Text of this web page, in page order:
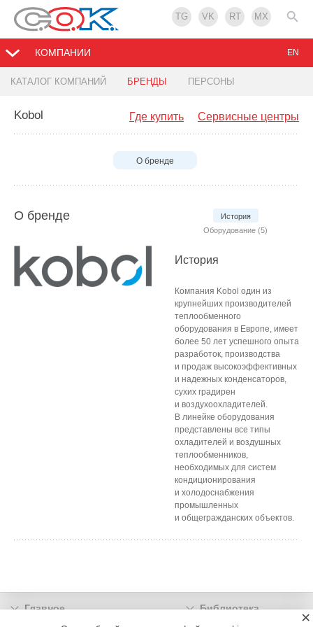
TG VK RT MX
КОМПАНИИ
КАТАЛОГ КОМПАНИЙ БРЕНДЫ ПЕРСОНЫ
EN
Сервисные центры
Где купить
Kobol
О бренде
О бренде
История
Оборудование (5)
История
Компания Kobol один из
крупнейших производителей
теплообменного
оборудования в Европе, имеет
более 50 лет успешного опыта
разработок, производства
и продаж высокоэффективных
и надежных конденсаторов,
сухих градирен
и воздухоохладителей.
В линейке оборудования
представлены все типы
охладителей и воздушных
теплообменников,
необходимых для систем
кондиционирования
и холодоснабжения
промышленных
и общегражданских объектов.
Главное
Библиотека
×